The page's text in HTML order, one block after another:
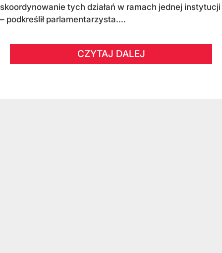
skoordynowanie tych działań w ramach jednej instytucji
– podkreślił parlamentarzysta....
CZYTAJ DALEJ